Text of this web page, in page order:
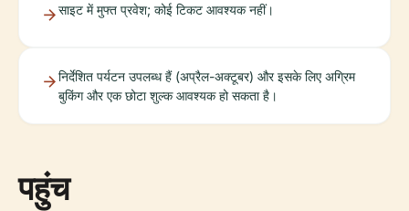
साइट में मुफ्त प्रवेश; कोई टिकट आवश्यक नहीं।
निर्देशित पर्यटन उपलब्ध हैं (अप्रैल-अक्टूबर) और इसके लिए अग्रिम
बुकिंग और एक छोटा शुल्क आवश्यक हो सकता है।
पहुंच